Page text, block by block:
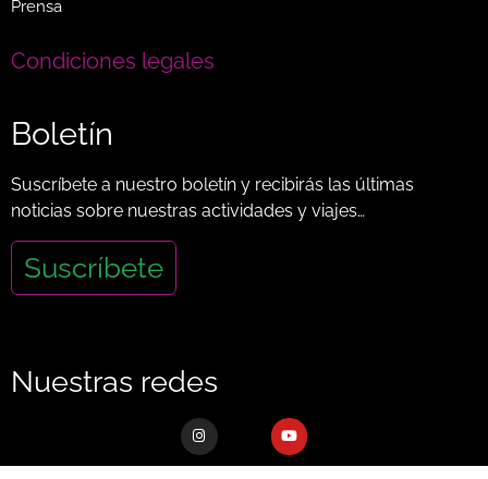
Prensa
Condiciones legales
Boletín
Suscríbete a nuestro boletín y recibirás las últimas
noticias sobre nuestras actividades y viajes…
Suscríbete
Nuestras redes